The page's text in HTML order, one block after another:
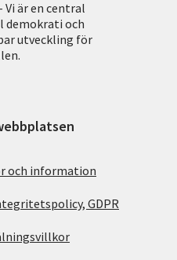
Vi är en central
demokrati och
utveckling för
och information
GDPR